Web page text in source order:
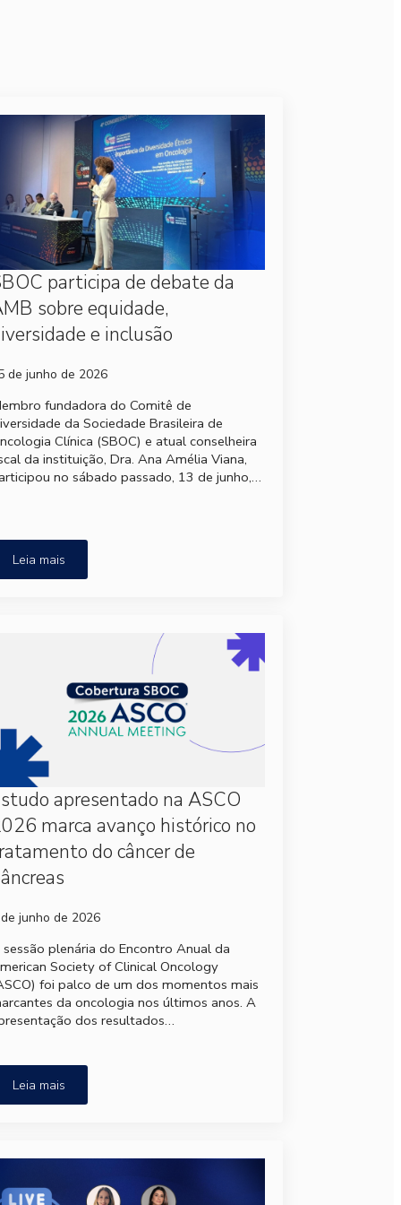
participa de debate da
sobre equidade,
e inclusão
de junho de 2026
fundadora do Comitê de
da Sociedade Brasileira de
Clínica (SBOC) e atual conselheira
da instituição, Dra. Ana Amélia Viana,
no sábado passado, 13 de junho,…
Leia mais
apresentado na ASCO
marca avanço histórico no
do câncer de
junho de 2026
sessão plenária do Encontro Anual da
Society of Clinical Oncology
foi palco de um dos momentos mais
da oncologia nos últimos anos. A
dos resultados…
Leia mais